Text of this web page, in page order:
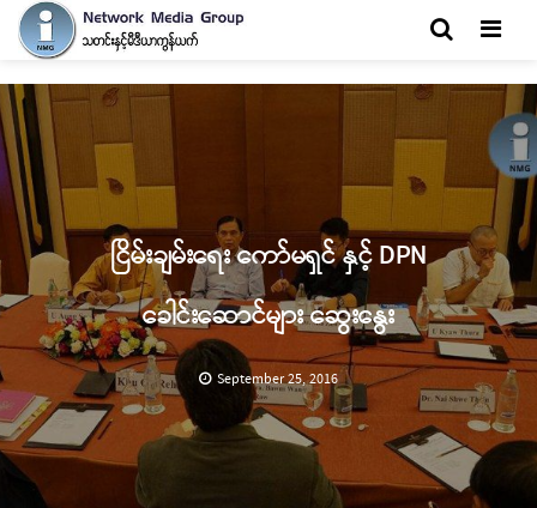
ငြိမ်းချမ်းရေး ကော်မရှင် နှင့် DPN
ခေါင်းဆောင်များ ဆွေးနွေး
September 25, 2016